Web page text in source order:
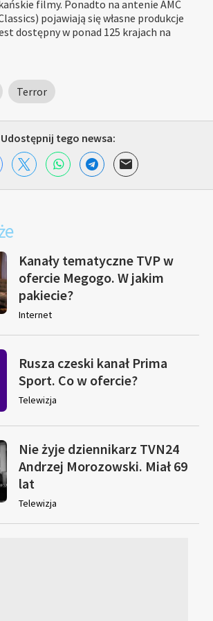
filmy. Ponadto na antenie AMC
pojawiają się własne produkcje
dostępny w ponad 125 krajach na
Terror
Udostępnij tego newsa:
Kanały tematyczne TVP w
ofercie Megogo. W jakim
pakiecie?
Internet
Rusza czeski kanał Prima
Sport. Co w ofercie?
Telewizja
Nie żyje dziennikarz TVN24
Andrzej Morozowski. Miał 69
lat
Telewizja